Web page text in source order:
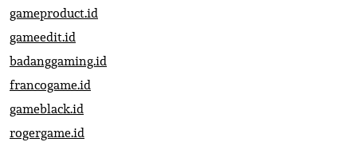
gameproduct.id
gameedit.id
badanggaming.id
francogame.id
gameblack.id
rogergame.id